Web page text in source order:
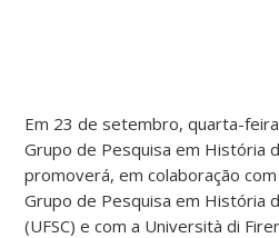
Em 23 de setembro, quarta-
Grupo de Pesquisa em História
promoverá, em colaboração
Grupo de Pesquisa em História
(UFSC) e com a Università di